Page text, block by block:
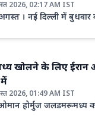
2026, 02:17 AM IST
। नई दिल्ली में बुधवार
खोलने के लिए
2026, 01:49 AM IST
ओमान होर्मुज जलडमरूमध्य